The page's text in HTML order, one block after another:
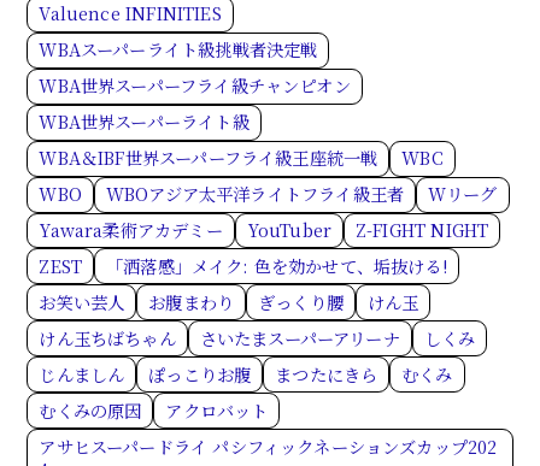
Valuence INFINITIES
WBAスーパーライト級挑戦者決定戦
WBA世界スーパーフライ級チャンピオン
WBA世界スーパーライト級
WBA＆IBF世界スーパーフライ級王座統一戦
WBC
WBO
WBOアジア太平洋ライトフライ級王者
Wリーグ
Yawara柔術アカデミー
YouTuber
Z-FIGHT NIGHT
ZEST
「洒落感」メイク: 色を効かせて、垢抜ける!
お笑い芸人
お腹まわり ぎっくり腰
けん玉
けん玉ちばちゃん
さいたまスーパーアリーナ
しくみ
じんましん
ぽっこりお腹 まつたにきら
むくみ
むくみの原因
アクロバット
アサヒスーパードライ パシフィックネーションズカップ202